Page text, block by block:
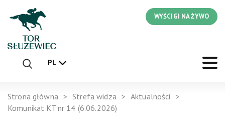
WYŚCIGI NA ŻYWO
PL
Strona główna Strefa widza
Aktualności
Komunikat KT nr 14 (6.06.2026)